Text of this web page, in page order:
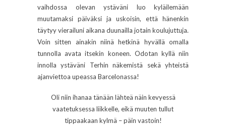
vaihdossa olevan ystäväni luo kyläilemään
muutamaksi päiväksi ja uskoisin, että hänenkin
täytyy vierailuni aikana duunailla jotain koulujuttuja.
Voin sitten ainakin niinä hetkinä hyvällä omalla
tunnolla avata itsekin koneen. Odotan kyllä niin
innolla ystäväni Terhin näkemistä sekä yhteistä
ajanviettoa upeassa Barcelonassa!
Oli niin ihanaa tänään lähteä näin kevyessä
vaatetuksessa liikkelle, eikä muuten tullut
tippaakaan kylmä – päin vastoin!